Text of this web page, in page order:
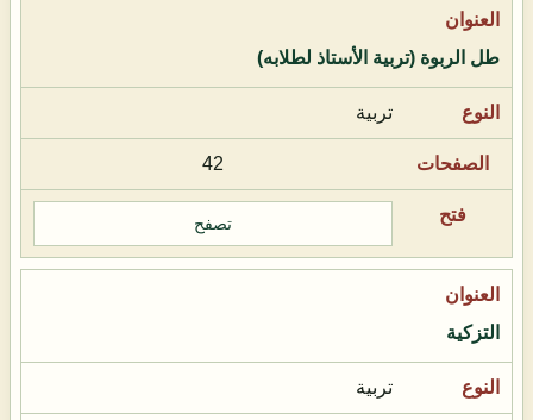
طل الربوة (تربية الأستاذ لطلابه)
تربية
42
تصفح
التزكية
تربية